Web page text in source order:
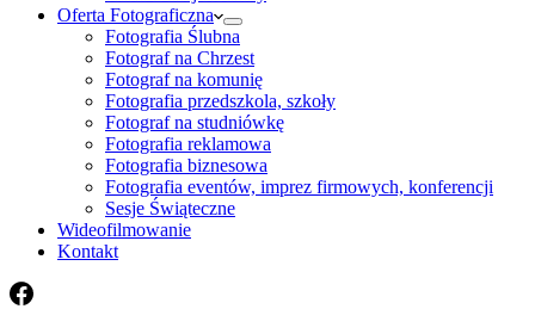
Oferta Fotograficzna
Fotografia Ślubna
Fotograf na Chrzest
Fotograf na komunię
Fotografia przedszkola, szkoły
Fotograf na studniówkę
Fotografia reklamowa
Fotografia biznesowa
Fotografia eventów, imprez firmowych, konferencji
Sesje Świąteczne
Wideofilmowanie
Kontakt